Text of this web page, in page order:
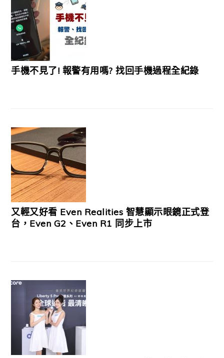
手機不見了! 報警有用嗎? 找回手機過程全紀錄
又輕又好看 Even Realities 智慧顯示眼鏡正式登
台，Even G2、Even R1 同步上市